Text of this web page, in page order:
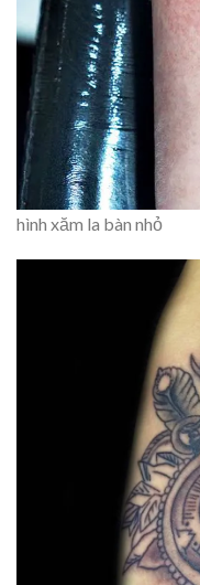
hình xăm la bàn nhỏ